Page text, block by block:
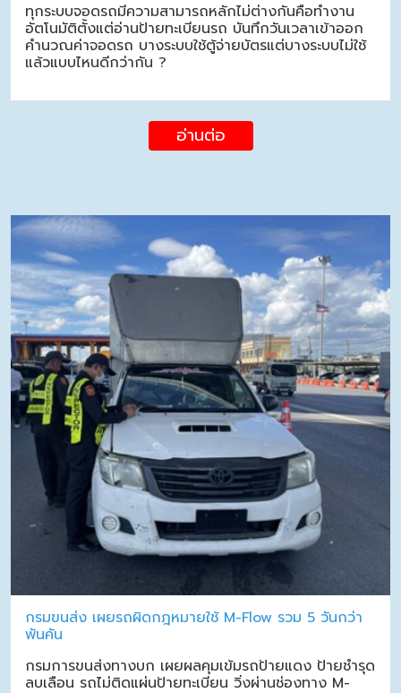
ทุกระบบจอดรถมีความสามารถหลักไม่ต่างกันคือทำงาน
อัตโนมัติตั้งแต่อ่านป้ายทะเบียนรถ บันทึกวันเวลาเข้าออก
คำนวณค่าจอดรถ บางระบบใช้ตู้จ่ายบัตรแต่บางระบบไม่ใช้
แล้วแบบไหนดีกว่ากัน ?
อ่านต่อ
กรมขนส่ง เผยรถผิดกฎหมายใช้ M-Flow รวม 5 วันกว่า
พันคัน
กรมการขนส่งทางบก เผยผลคุมเข้มรถป้ายแดง ป้ายชำรุด
ลบเลือน รถไม่ติดแผ่นป้ายทะเบียน วิ่งผ่านช่องทาง M-